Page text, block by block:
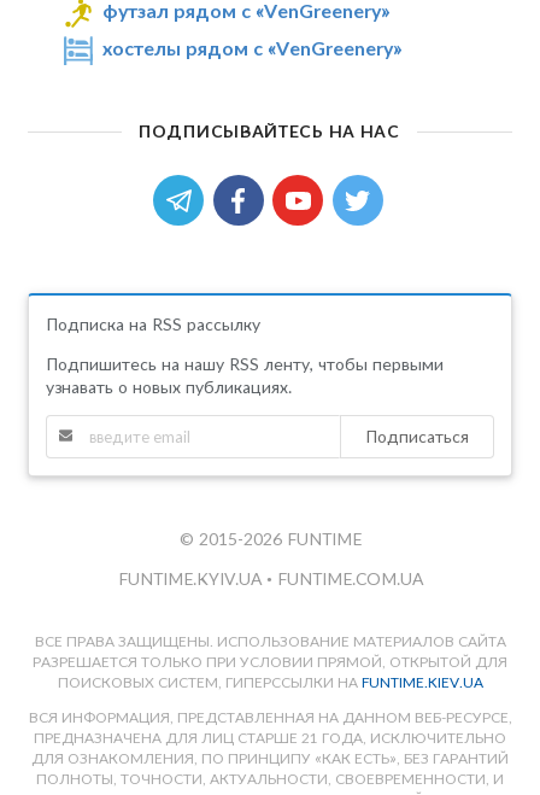
футзал рядом с «VenGreenery»
хостелы рядом с «VenGreenery»
ПОДПИСЫВАЙТЕСЬ НА НАС
Подписка на RSS рассылку
Подпишитесь на нашу RSS ленту, чтобы первыми
узнавать о новых публикациях.
Подписаться
© 2015-2026 FUNTIME
FUNTIME.KYIV.UA • FUNTIME.COM.UA
ВСЕ ПРАВА ЗАЩИЩЕНЫ. ИСПОЛЬЗОВАНИЕ МАТЕРИАЛОВ САЙТА
РАЗРЕШАЕТСЯ ТОЛЬКО ПРИ УСЛОВИИ ПРЯМОЙ, ОТКРЫТОЙ ДЛЯ
ПОИСКОВЫХ СИСТЕМ, ГИПЕРССЫЛКИ НА FUNTIME.KIEV.UA
ВСЯ ИНФОРМАЦИЯ, ПРЕДСТАВЛЕННАЯ НА ДАННОМ ВЕБ-РЕСУРСЕ,
ПРЕДНАЗНАЧЕНА ДЛЯ ЛИЦ СТАРШЕ 21 ГОДА, ИСКЛЮЧИТЕЛЬНО
ДЛЯ ОЗНАКОМЛЕНИЯ, ПО ПРИНЦИПУ «КАК ЕСТЬ», БЕЗ ГАРАНТИЙ
ПОЛНОТЫ, ТОЧНОСТИ, АКТУАЛЬНОСТИ, СВОЕВРЕМЕННОСТИ, И